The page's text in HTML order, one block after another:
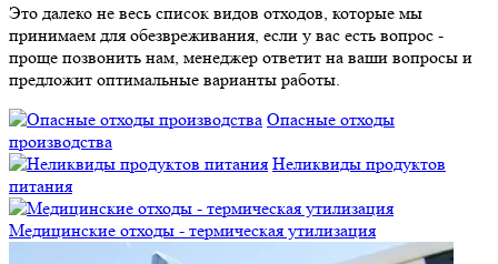
Это далеко не весь список видов отходов, которые мы
принимаем для обезвреживания, если у вас есть вопрос -
проще позвонить нам, менеджер ответит на ваши вопросы и
предложит оптимальные варианты работы.
Опасные отходы
производства
Неликвиды продуктов
питания
Медицинские отходы - термическая утилизация